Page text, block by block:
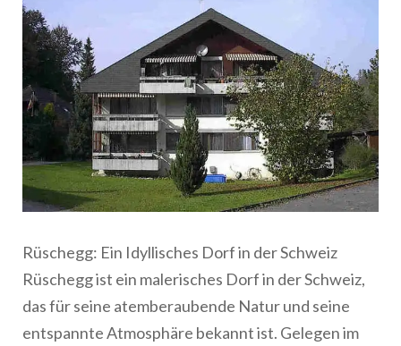
Rüschegg: Ein Idyllisches Dorf in der Schweiz
Rüschegg ist ein malerisches Dorf in der Schweiz,
das für seine atemberaubende Natur und seine
entspannte Atmosphäre bekannt ist. Gelegen im